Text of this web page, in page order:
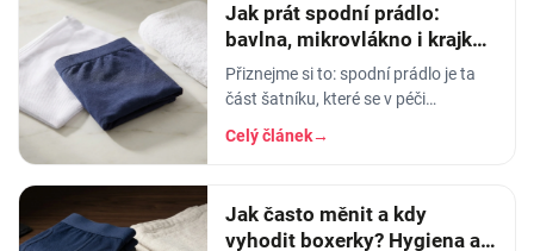
Jak prát spodní prádlo:
bavlna, mikrovlákno i krajka,
aby vydrželo
Přiznejme si to: spodní prádlo je ta
část šatníku, které se v péči
věnujeme nejmíň. Hodíme ho do
pračky se vším ostatním, dáme
Celý článek→
Jak často měnit a kdy
vyhodit boxerky? Hygiena a